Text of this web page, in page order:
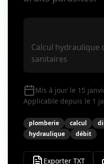
Calcul hydraulique
sanitaires
Mis à jour le 15
Applicable depuis le 1
plomberie calcul
hydraulique
débit
Exporter TXT